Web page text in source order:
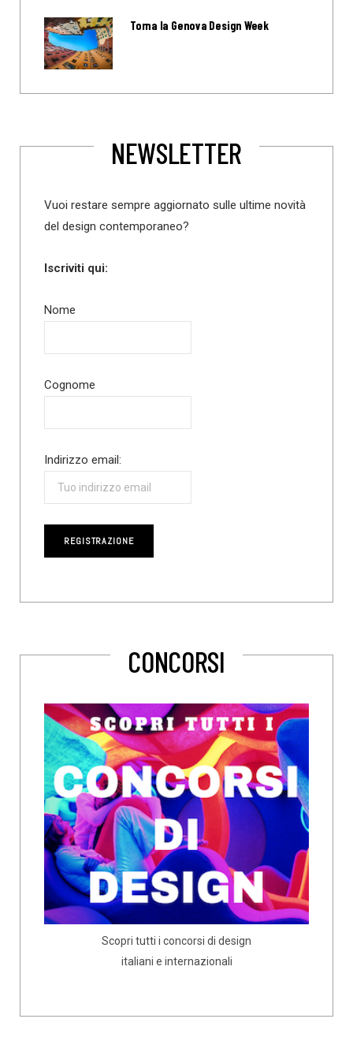
Torna la Genova Design Week
NEWSLETTER
Vuoi restare sempre aggiornato sulle ultime novità
del design contemporaneo?
Iscriviti qui:
Nome
Cognome
Indirizzo email:
CONCORSI
Scopri tutti i concorsi di design
italiani e internazionali